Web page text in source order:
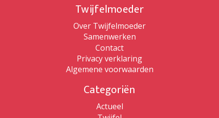
Twijfelmoeder
Over Twijfelmoeder
Samenwerken
Contact
Privacy verklaring
Algemene voorwaarden
Categoriën
Actueel